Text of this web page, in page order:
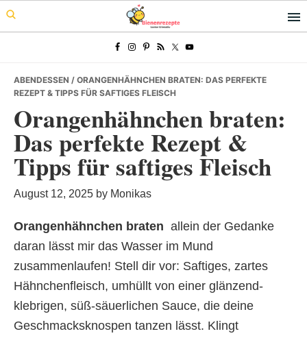
Skip
to
Skip
to
Skip
to
ABENDESSEN / ORANGENHÄHNCHEN BRATEN: DAS PERFEKTE
REZEPT & TIPPS FÜR SAFTIGES FLEISCH
Orangenhähnchen braten:
Das perfekte Rezept &
Tipps für saftiges Fleisch
August 12, 2025 by Monikas
Orangenhähnchen braten  allein der Gedanke
daran lässt mir das Wasser im Mund
zusammenlaufen! Stell dir vor: Saftiges, zartes
Hähnchenfleisch, umhüllt von einer glänzend-
klebrigen, süß-säuerlichen Sauce, die deine
Geschmacksknospen tanzen lässt. Klingt